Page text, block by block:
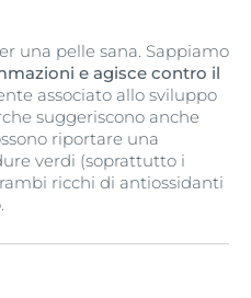
una pelle sana. Sappiamo
e agisce contro il
associato allo sviluppo
suggeriscono anche
riportare una
verdi (soprattutto i
ricchi di antiossidanti